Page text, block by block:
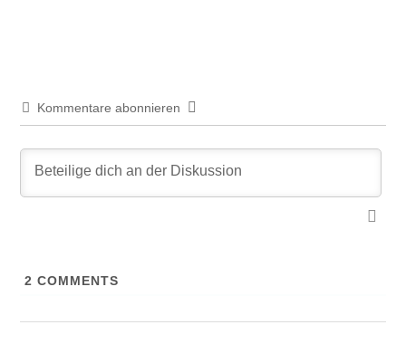
Kommentare abonnieren
2 COMMENTS